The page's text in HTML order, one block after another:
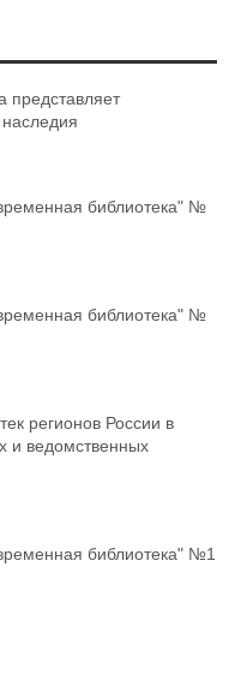
представляет
библиотека" №
библиотека" №
регионов России в
и ведомственных
библиотека" №1